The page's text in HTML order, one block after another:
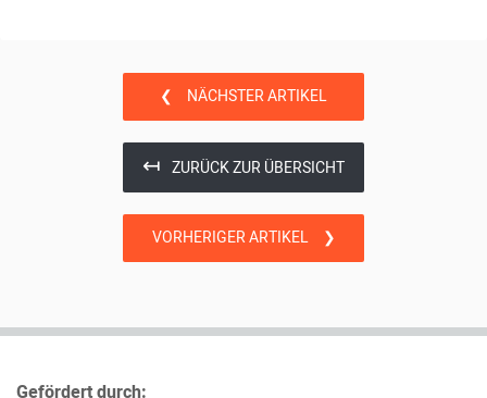
❮ NÄCHSTER ARTIKEL
↤ ZURÜCK ZUR ÜBERSICHT
VORHERIGER ARTIKEL ❯
Gefördert durch: